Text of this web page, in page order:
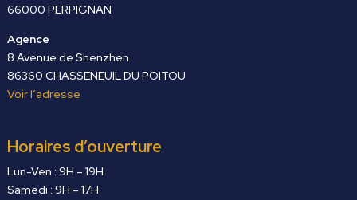
66000 PERPIGNAN
Agence
8 Avenue de Shenzhen
86360 CHASSENEUIL DU POITOU
Voir l’adresse
Horaires d’ouverture
Lun-Ven : 9H – 19H
Samedi : 9H – 17H